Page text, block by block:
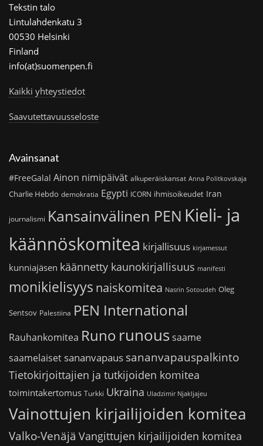
Tekstin talo
Lintulahdenkatu 3
00530 Helsinki
Finland
info(at)suomenpen.fi
Kaikki yhteystiedot
Saavutettavuusseloste
Avainsanat
#FreeGalal Ainon nimipäivät alkuperäiskansat Anna Politkovskaja
Charlie Hebdo demokratia Egypti ICORN ihmisoikeudet Iran
journalismi Kansainvälinen PEN Kieli- ja
käännöskomitea kirjallisuus kirjamessut
kunniajäsen käännetty kaunokirjallisuus manifesti
monikielisyys naiskomitea Nasrin Sotoudeh Oleg
Sentsov Palestiina PEN International
Rauhankomitea Runo runoussaame
saamelaiset sananvapaus sananvapauspalkinto
Tietokirjoittajien ja tutkijoiden komitea
toimintakertomus Turkki Ukraina Uladzimir Njakljajeu
Vainottujen kirjailijoiden komitea
Valko-Venäjä Vangittujen kirjailijoiden komitea